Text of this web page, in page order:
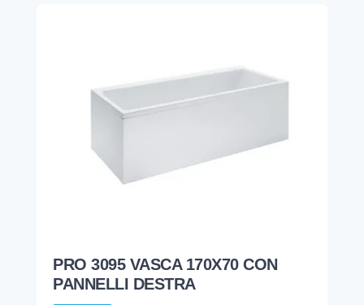
PRO 3095 VASCA 170X70 CON
PANNELLI DESTRA